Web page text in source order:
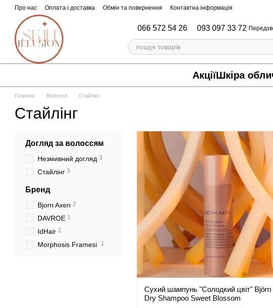
Перейти до основного контенту
Про нас Оплата і доставка Обмін та повернення Контактна інформація
066 572 54 26 093 097 33 72
АкціїШкіра
Головна Волосся Стайлінг
Стайлінг
Сухий шампунь "Солодкий цвіт" Björn
Dry Shampoo Sweet Blossom
Догляд за волоссям
Незмивний догляд 3
Cтайлінг 3
Бренд
Bjorn Axen 2
DAVROE 1
IdHair 2
Morphosis Framesi 1